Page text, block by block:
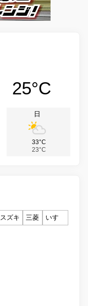
25°C
日
33°C
23°C
スズキ 三菱
いすゞ